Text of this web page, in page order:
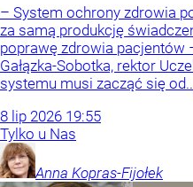
– System ochrony zdrowia
za samą produkcję
poprawę zdrowia pacjentów
Gałązka-Sobotka, rektor
systemu musi zacząć się
8 lip 2026 19:55
Tylko u Nas
Anna Kopras-Fijołek